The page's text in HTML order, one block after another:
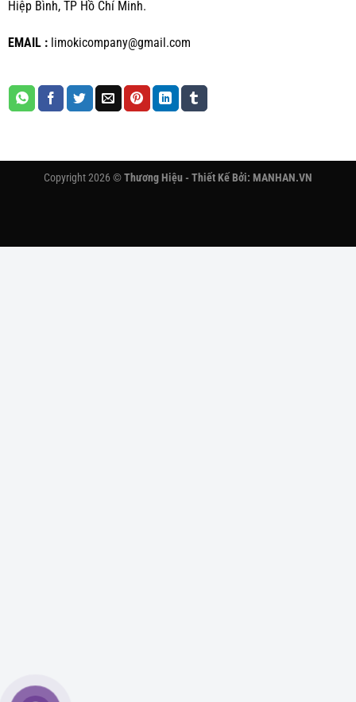
Hiệp Bình, TP Hồ Chí Minh.
EMAIL :limokicompany@gmail.com
Copyright 2026 ©Thương Hiệu - Thiết Kế Bởi: MANHAN.VN